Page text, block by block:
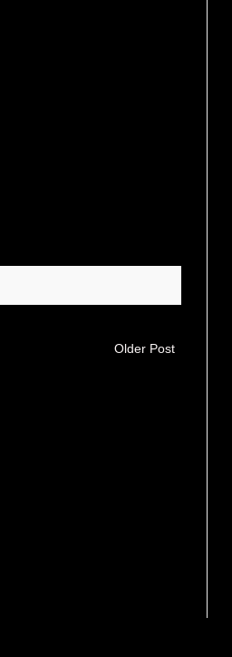
Older Post